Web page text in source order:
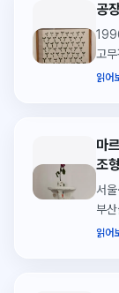
공
고
파
읽어
마
조형
서
부
조
읽어